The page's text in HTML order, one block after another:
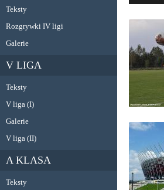
Teksty
Rozgrywki IV ligi
Galerie
V LIGA
Teksty
V liga (I)
Galerie
V liga (II)
A KLASA
Teksty